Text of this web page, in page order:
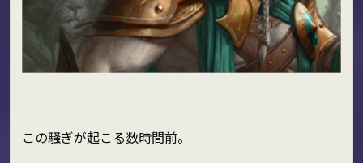
この騒ぎが起こる数時間前。